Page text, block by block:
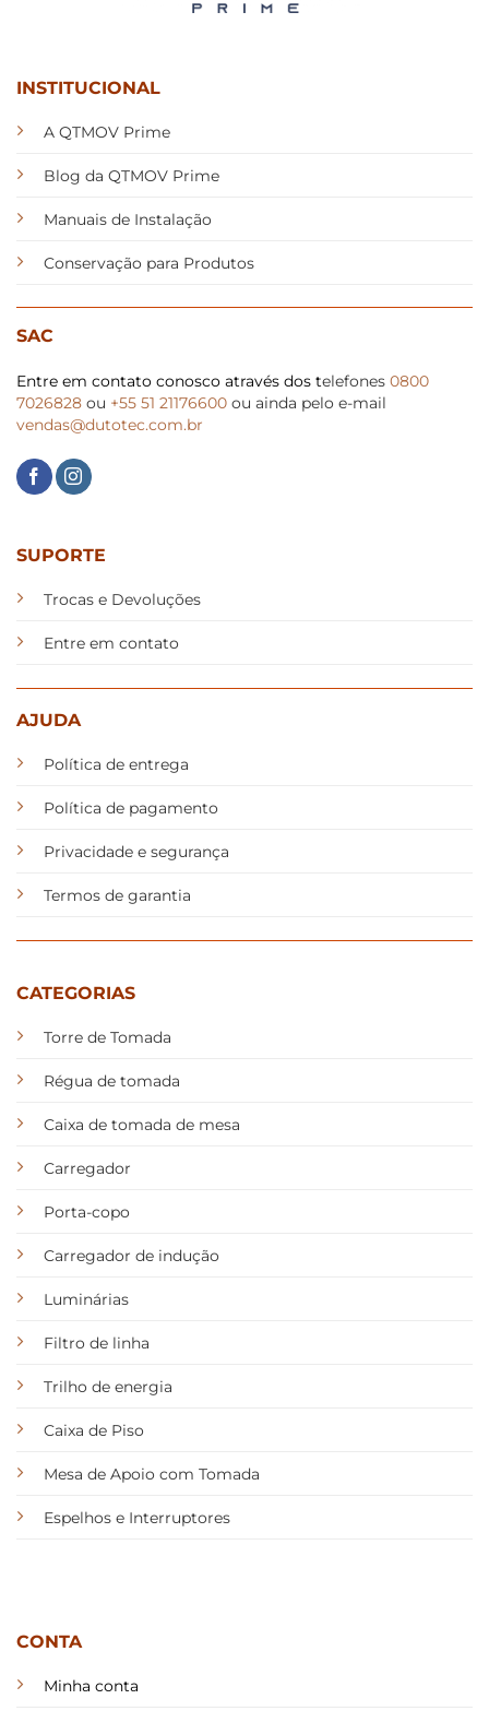
INSTITUCIONAL
A QTMOV Prime
Blog da QTMOV Prime
Manuais de Instalação
Conservação para Produtos
SAC
Entre em contato conosco através dos telefones 0800
7026828 ou +55 51 21176600 ou ainda pelo e-mail
vendas@dutotec.com.br
SUPORTE
Trocas e Devoluções
Entre em contato
AJUDA
Política de entrega
Política de pagamento
Privacidade e segurança
Termos de garantia
CATEGORIAS
Torre de Tomada
Régua de tomada
Caixa de tomada de mesa
Carregador
Porta-copo
Carregador de indução
Luminárias
Filtro de linha
Trilho de energia
Caixa de Piso
Mesa de Apoio com Tomada
Espelhos e Interruptores
CONTA
Minha conta